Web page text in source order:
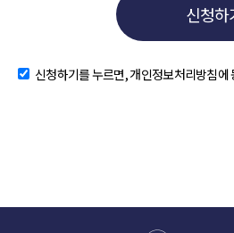
신청하기를 누르면, 개인정보처리방침에